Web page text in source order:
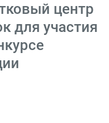
центр
для участия